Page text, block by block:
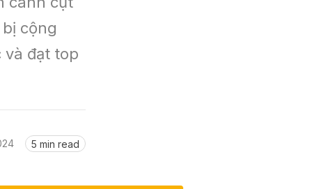
cộng
và đạt top
5 min read